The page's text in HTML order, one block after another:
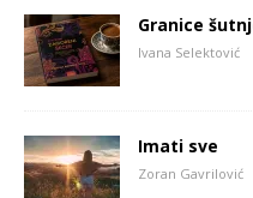
Granice
Ivana Selektović
Imati sve
Zoran Gavrilović